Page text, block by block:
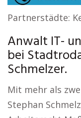
Partnerstädte:
Anwalt IT-
bei
Schmelzer.
Mit mehr als
Stephan